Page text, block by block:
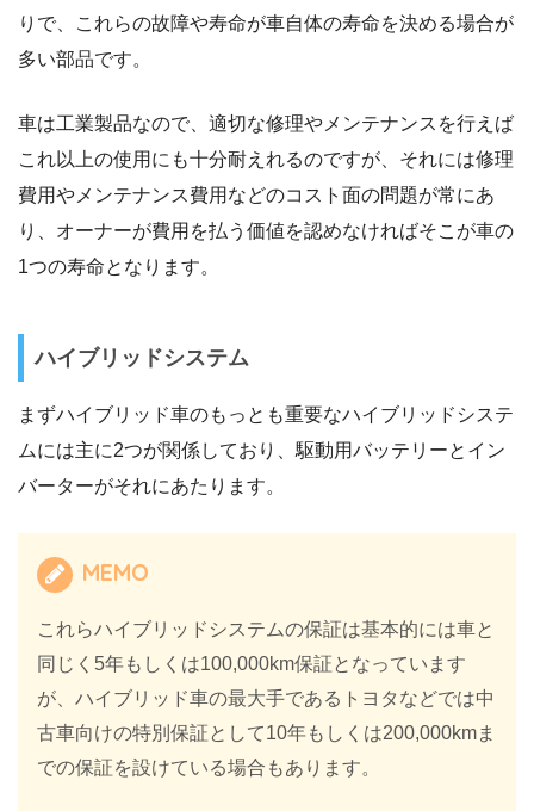
りで、これらの故障や寿命が車自体の寿命を決める場合が
多い部品です。
車は工業製品なので、適切な修理やメンテナンスを行えば
これ以上の使用にも十分耐えれるのですが、それには修理
費用やメンテナンス費用などのコスト面の問題が常にあ
り、オーナーが費用を払う価値を認めなければそこが車の
1つの寿命となります。
ハイブリッドシステム
まずハイブリッド車のもっとも重要なハイブリッドシステ
ムには主に2つが関係しており、駆動用バッテリーとイン
バーターがそれにあたります。
MEMO
これらハイブリッドシステムの保証は基本的には車と
同じく5年もしくは100,000km保証となっています
が、ハイブリッド車の最大手であるトヨタなどでは中
古車向けの特別保証として10年もしくは200,000kmま
での保証を設けている場合もあります。